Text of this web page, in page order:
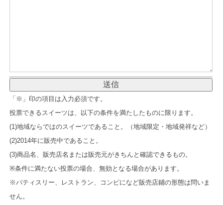
「※」印の項目は入力必須です。
投票できるスイーツは、以下の条件を満たしたものに限ります。
(1)地域ならではのスイーツであること。（地域限定・地域発祥など）
(2)2014年に販売中であること。
(3)商品名、販売店名または販売元がきちんと確認できるもの。
※条件に満たない投票の場合、無効となる場合があります。
※パティスリー、レストラン、コンビになど販売店鋪の形態は問いま
せん。